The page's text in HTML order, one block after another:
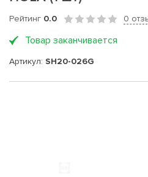
Рейтинг 0.0 0
Товар заканчивается
Артикул: SH20-026G